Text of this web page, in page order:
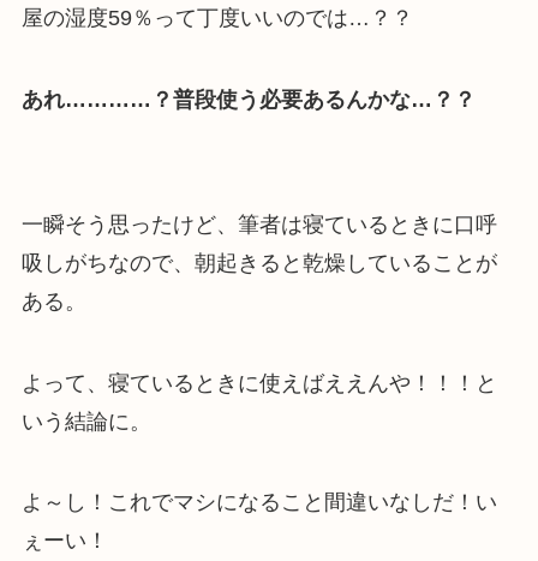
屋の湿度59％って丁度いいのでは…？？
あれ…………？普段使う必要あるんかな…？？
一瞬そう思ったけど、筆者は寝ているときに口呼
吸しがちなので、朝起きると乾燥していることが
ある。
よって、寝ているときに使えばええんや！！！と
いう結論に。
よ～し！これでマシになること間違いなしだ！い
ぇーい！